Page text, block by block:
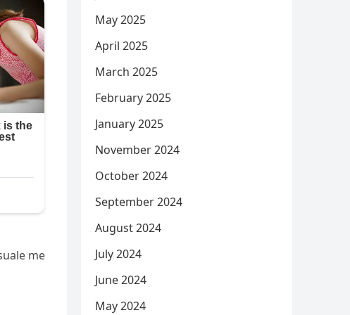
me
May 2025
April 2025
March 2025
February 2025
January 2025
November 2024
October 2024
September 2024
August 2024
July 2024
June 2024
May 2024